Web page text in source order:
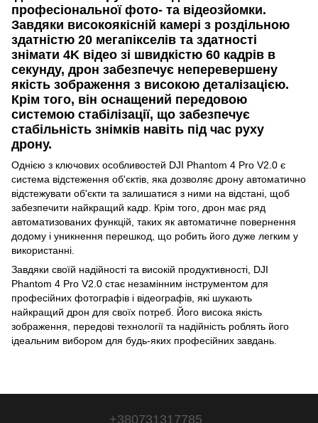
професіональної фото- та відеозйомки.
Завдяки високоякісній камері з роздільною
здатністю 20 мегапікселів та здатності
знімати 4K відео зі швидкістю 60 кадрів в
секунду, дрон забезпечує неперевершену
якість зображення з високою деталізацією.
Крім того, він оснащений передовою
системою стабілізації, що забезпечує
стабільність знімків навіть під час руху
дрону.
Однією з ключових особливостей DJI Phantom 4 Pro V2.0 є
система відстеження об'єктів, яка дозволяє дрону автоматично
відстежувати об'єкти та залишатися з ними на відстані, щоб
забезпечити найкращий кадр. Крім того, дрон має ряд
автоматизованих функцій, таких як автоматичне повернення
додому і уникнення перешкод, що робить його дуже легким у
використанні.
Завдяки своїй надійності та високій продуктивності, DJI
Phantom 4 Pro V2.0 стає незамінним інструментом для
професійних фотографів і відеографів, які шукають
найкращий дрон для своїх потреб. Його висока якість
зображення, передові технології та надійність роблять його
ідеальним вибором для будь-яких професійних завдань.
+380731317785